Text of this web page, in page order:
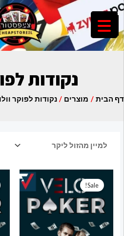
דילוג
לתוכן
MAIN
MENU
נקודות
דף הבית מוצרים נקודות לפוקר וולו
Sale!
המקורי
היה:
65.00 ₪.
הנוכחי
הוא:
54.90 ₪.